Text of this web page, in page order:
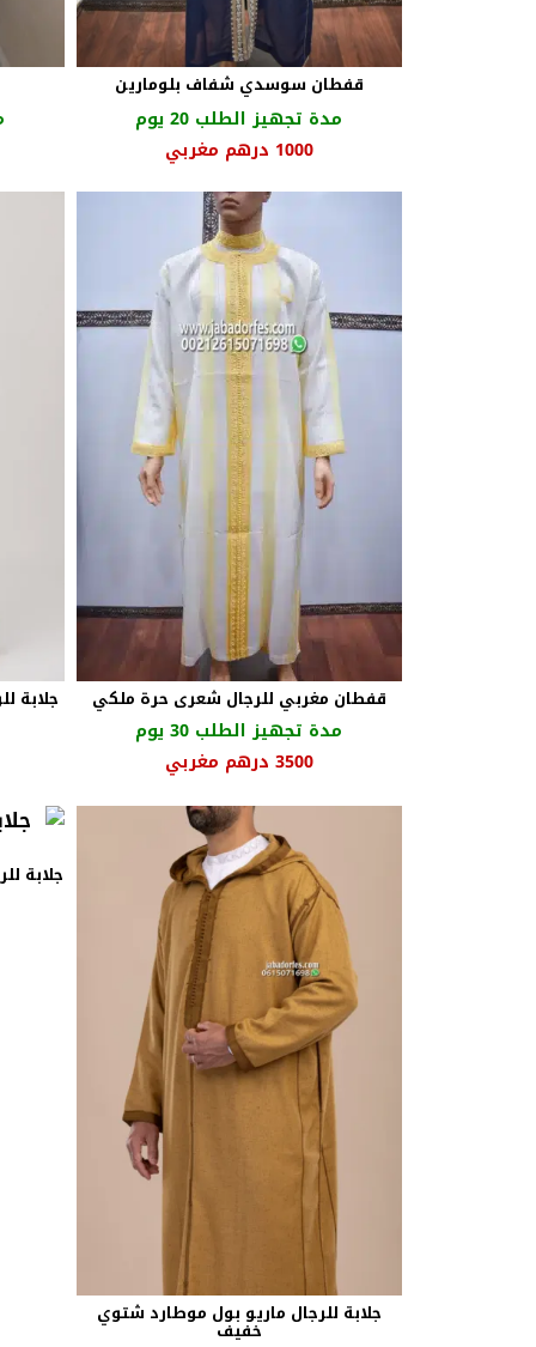
قفطان سوسدي شفاف بلومارين
مدة تجهيز الطلب 20 يوم
السعر
هو:
1250 درهم
مغربي.
1000 درهم مغربي
هو:
قفطان مغربي للرجال شعرى حرة ملكي
مدة تجهيز الطلب 30 يوم
3500 درهم مغربي
جلابة
جلابة للرجال ماريو بول موطارد شتوي
خفيف
جلابة